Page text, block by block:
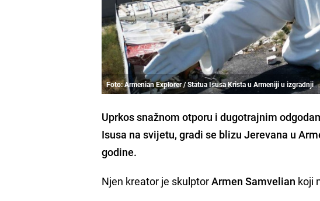
Foto: Armenian Explorer / Statua Isusa Krista u Armeniji u izgradnji
Uprkos snažnom otporu i dugotrajnim
Isusa na svijetu, gradi se blizu Jerevana u
godine.
Njen kreator je skulptorArmen Samvelian koji